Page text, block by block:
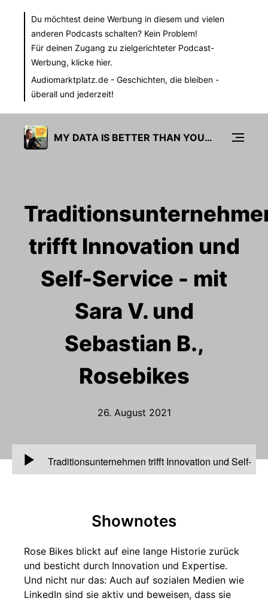
Du möchtest deine Werbung in diesem und vielen
anderen Podcasts schalten? Kein Problem!
Für deinen Zugang zu zielgerichteter Podcast-
Werbung, klicke hier.
Audiomarktplatz.de - Geschichten, die bleiben -
überall und jederzeit!
MY DATA IS BETTER THAN YOURS
trifft Innovation und
Self-Service - mit
Sara V. und
Sebastian B.,
Rosebikes
26. August 2021
00:00
Traditionsunternehmen trifft Innovation und Self-
Service - mit Sara V. und Sebastian B.,
Shownotes
Rose Bikes blickt auf eine lange Historie zurück
und besticht durch Innovation und Expertise.
Und nicht nur das: Auch auf sozialen Medien wie
LinkedIn sind sie aktiv und beweisen, dass sie